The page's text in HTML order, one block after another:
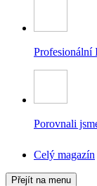
Profesionální
Porovnali
Celý magazín
Přejít na menu